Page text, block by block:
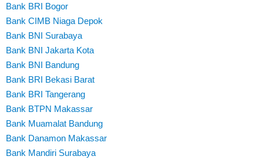
Bank BRI Bogor
Bank CIMB Niaga Depok
Bank BNI Surabaya
Bank BNI Jakarta Kota
Bank BNI Bandung
Bank BRI Bekasi Barat
Bank BRI Tangerang
Bank BTPN Makassar
Bank Muamalat Bandung
Bank Danamon Makassar
Bank Mandiri Surabaya